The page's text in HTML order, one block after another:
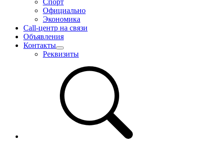
Спорт
Официально
Экономика
Call-центр на связи
Объявления
Контакты
Реквизиты